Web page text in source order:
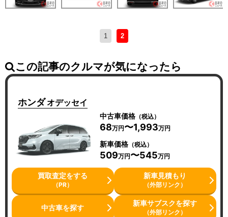
1 2
この記事のクルマが気になったら
ホンダオデッセイ
中古車価格（税込）
68万円〜1,993万円
新車価格（税込）
509万円〜545万円
買取査定をする
（PR）
新車見積もり
（外部リンク）
中古車を探す 新車サブスクを探す
（外部リンク）